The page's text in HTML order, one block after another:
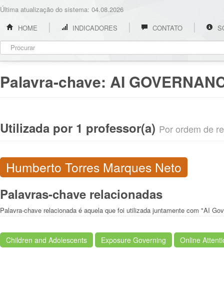
Última atualização do sistema: 04.08.2026
HOME
INDICADORES CONTATO
Palavra-chave: AI
Utilizada por 1 professor(a) Por ordem de
Humberto Torres Marques Neto
Palavras-chave relacionadas
Palavra-chave relacionada é aquela que foi utilizada juntamente com "AI
Children and Adolescents Exposure Governing Online